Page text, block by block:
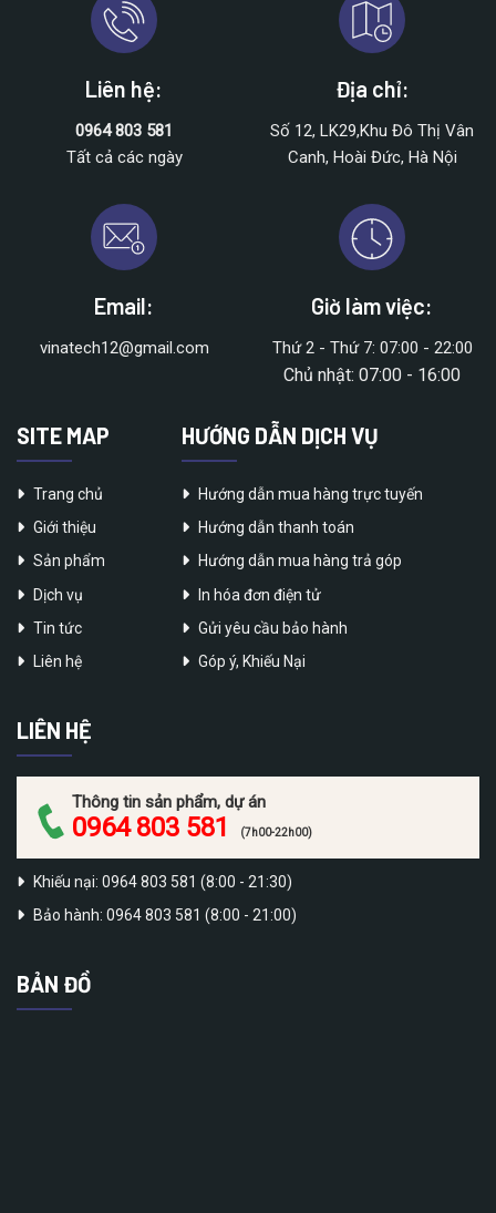
Liên hệ:
0964 803 581
Tất cả các ngày
Địa chỉ:
Số 12, LK29,Khu Đô Thị Vân
Canh, Hoài Đức, Hà Nội
Email:
vinatech12@gmail.com
Giờ làm việc:
Thứ 2 - Thứ 7: 07:00 - 22:00
Chủ nhật: 07:00 - 16:00
SITE MAP
Trang chủ
Giới thiệu
Sản phẩm
Dịch vụ
Tin tức
Liên hệ
HƯỚNG DẪN DỊCH VỤ
Hướng dẫn mua hàng trực tuyến
Hướng dẫn thanh toán
Hướng dẫn mua hàng trả góp
In hóa đơn điện tử
Gửi yêu cầu bảo hành
Góp ý, Khiếu Nại
LIÊN HỆ
Thông tin sản phẩm, dự án
0964 803 581 (7h00-22h00)
Khiếu nại: 0964 803 581 (8:00 - 21:30)
Bảo hành: 0964 803 581 (8:00 - 21:00)
BẢN ĐỒ